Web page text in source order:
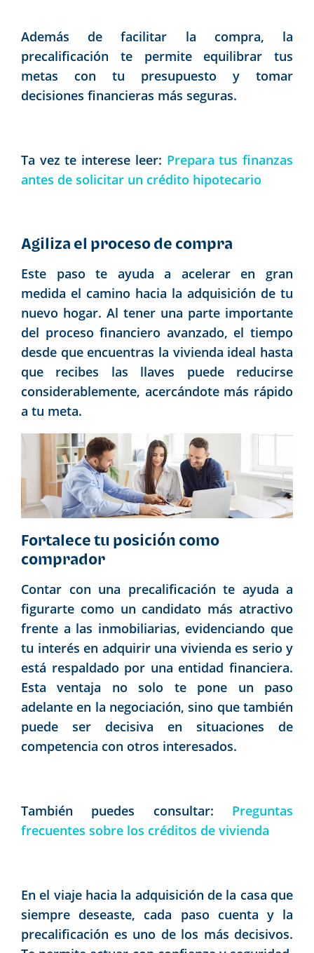
Además de facilitar la compra, la
precalificación te permite equilibrar tus
metas con tu presupuesto y tomar
decisiones financieras más seguras.
Ta vez te interese leer: Prepara tus finanzas
antes de solicitar un crédito hipotecario
Agiliza el proceso de compra
Este paso te ayuda a acelerar en gran
medida el camino hacia la adquisición de tu
nuevo hogar. Al tener una parte importante
del proceso financiero avanzado, el tiempo
desde que encuentras la vivienda ideal hasta
que recibes las llaves puede reducirse
considerablemente, acercándote más rápido
a tu meta.
Fortalece tu posición como
comprador
Contar con una precalificación te ayuda a
figurarte como un candidato más atractivo
frente a las inmobiliarias, evidenciando que
tu interés en adquirir una vivienda es serio y
está respaldado por una entidad financiera.
Esta ventaja no solo te pone un paso
adelante en la negociación, sino que también
puede ser decisiva en situaciones de
competencia con otros interesados.
También puedes consultar: Preguntas
frecuentes sobre los créditos de vivienda
En el viaje hacia la adquisición de la casa que
siempre deseaste, cada paso cuenta y la
precalificación es uno de los más decisivos.